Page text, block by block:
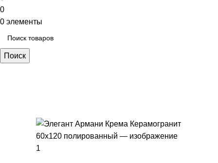
0
0 элементы
Поиск